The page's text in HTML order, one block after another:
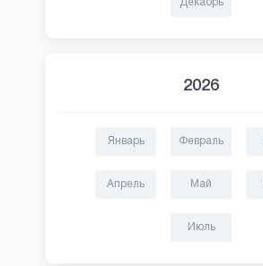
Декабрь
2026
Январь Февраль
Апрель Май
Июль